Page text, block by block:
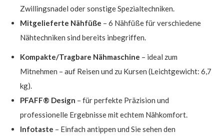
Zwillingsnadel oder sonstige Spezialtechniken.
Mitgelieferte Nähfüße – 6 Nähfüße für verschiedene
Nähtechniken sind bereits inbegriffen.
Kompakte/Tragbare Nähmaschine – ideal zum
Mitnehmen – auf Reisen und zu Kursen (Leichtgewicht: 6,7
kg).
PFAFF® Design – für perfekte Präzision und
professionelle Ergebnisse mit echtem Nähkomfort.
Infotaste – Einfach antippen und Sie sehen den